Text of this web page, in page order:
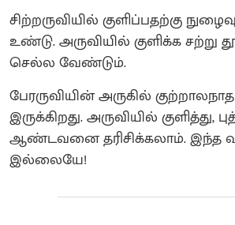
சிற்றருவியில் குளிப்பதற்கு
உண்டு. அருவியில் குளிக்க சற்று
செல்ல வேண்டும்.
பேரருவியின் அருகில்
இருக்கிறது. அருவியில் குளித்து,
ஆண்டவனை தரிசிக்கலாம். இந்த
இல்லையே!